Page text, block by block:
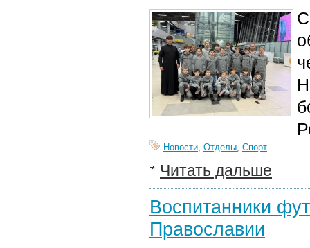
Новости, Отделы, Спорт
Читать дальше
Воспитанники
Православии